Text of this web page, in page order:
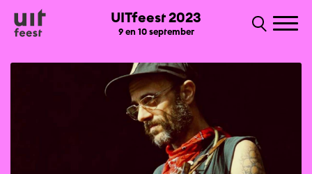
UITfeest 2023
9 en 10 september